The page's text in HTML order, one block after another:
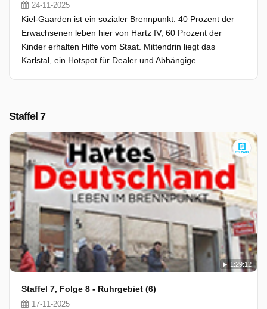
24-11-2025
Kiel-Gaarden ist ein sozialer Brennpunkt: 40 Prozent der
Erwachsenen leben hier von Hartz IV, 60 Prozent der
Kinder erhalten Hilfe vom Staat. Mittendrin liegt das
Karlstal, ein Hotspot für Dealer und Abhängige.
Staffel 7
1:29:12
Staffel 7, Folge 8 - Ruhrgebiet (6)
17-11-2025